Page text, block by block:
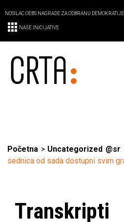
NOSILAC OEBS NAGRADE ZA ODBRANU
NAŠE INICIJATIVE
Početna > Uncategorized @sr
sednica od sada dostupni svim
Transkripti